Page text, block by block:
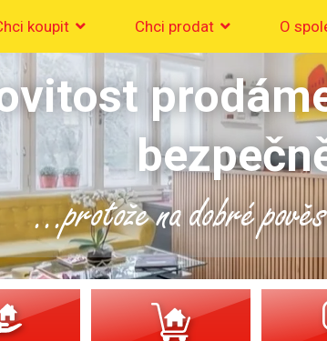
koupit Chci prodat O
...protože na dobré